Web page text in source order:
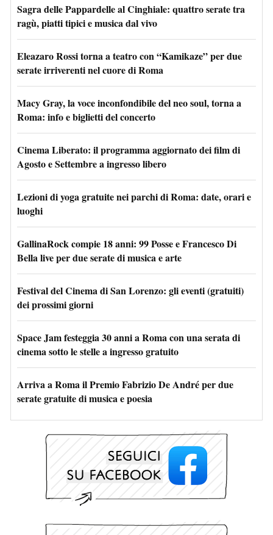
Sagra delle Pappardelle al Cinghiale: quattro serate tra
ragù, piatti tipici e musica dal vivo
Eleazaro Rossi torna a teatro con “Kamikaze” per due
serate irriverenti nel cuore di Roma
Macy Gray, la voce inconfondibile del neo soul, torna a
Roma: info e biglietti del concerto
Cinema Liberato: il programma aggiornato dei film di
Agosto e Settembre a ingresso libero
Lezioni di yoga gratuite nei parchi di Roma: date, orari e
luoghi
GallinaRock compie 18 anni: 99 Posse e Francesco Di
Bella live per due serate di musica e arte
Festival del Cinema di San Lorenzo: gli eventi (gratuiti)
dei prossimi giorni
Space Jam festeggia 30 anni a Roma con una serata di
cinema sotto le stelle a ingresso gratuito
Arriva a Roma il Premio Fabrizio De André per due
serate gratuite di musica e poesia